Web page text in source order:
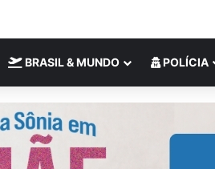
BRASIL & MUNDO POLÍCIA